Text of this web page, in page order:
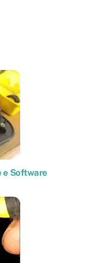
e Software